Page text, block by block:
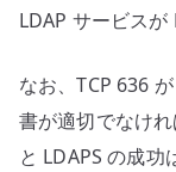
LDAP サービスが
なお、TCP 636
書が適切でなけ
と LDAPS の成功